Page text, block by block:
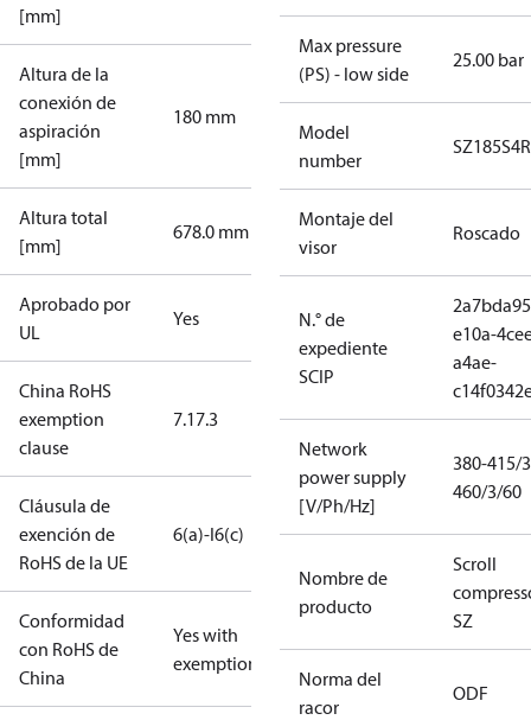
[mm]
Altura de la
conexión de
aspiración
[mm]
180 mm
Altura total
[mm]
678.0 mm
Aprobado por
UL
Yes
China RoHS
exemption
clause
7.17.3
Cláusula de
exención de
RoHS de la UE
6(a)-I6(c)
Conformidad
con RoHS de
China
Yes with
exemptions
Max pressure
(PS) - low side
25.00 bar
Model
number
Montaje del
visor
Roscado
N.° de
expediente
SCIP
e10a-
a4ae-
Network
power supply
[V/Ph/Hz]
380-415/
460/3/60
Nombre de
producto
Scroll
SZ
Norma del
racor
ODF